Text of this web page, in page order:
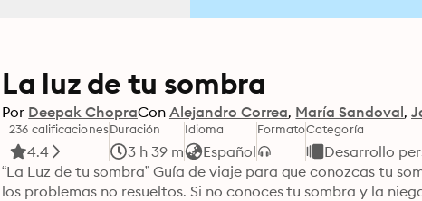
La luz de tu sombra
Por Deepak ChopraCon Alejandro Correa María Sandoval
236 calificaciones
4.4
Duración
3 h 39 m
Idioma
Español
FormatoCategoría
Desarrollo
“La Luz de tu sombra” Guía de viaje para que conozcas tu
los problemas no resueltos. Si no conoces tu sombra y la